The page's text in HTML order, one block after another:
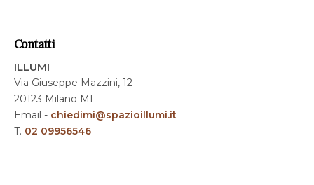
Contatti
ILLUMI
Via Giuseppe Mazzini, 12
20123 Milano MI
Email - chiedimi@spazioillumi.it
T. 02 09956546